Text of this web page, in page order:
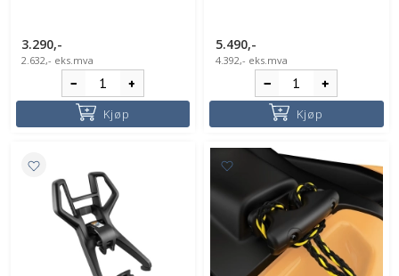
3.290,-
2.632,- eks.mva
Kjøp
5.490,-
4.392,- eks.mva
Kjøp